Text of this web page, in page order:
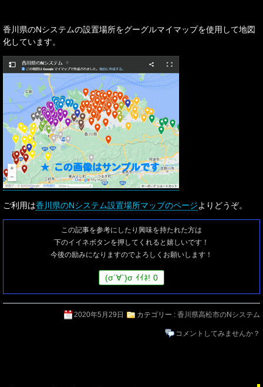
香川県のNシステムの設置場所をグーグルマイマップを使用して地図
化しています。
ご利用は香川県のNシステム設置場所マップのページよりどうぞ。
この記事を参考にしたり興味を持たれた方は
下のイイネボタンを押してくれると嬉しいです！
今後の励みになりますのでよろしくお願いします！
(σ´∀`)σ ｲｲﾈ! 0
2020年5月29日 カテゴリー : 香川県高松市のNシステム
コメントしてみませんか？